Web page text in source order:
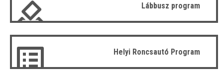
Lábbusz program
Helyi Roncsautó Program